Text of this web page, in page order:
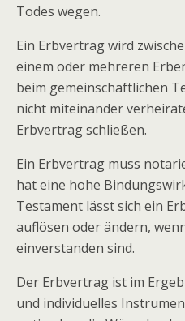
Todes wegen.
Ein Erbvertrag wird
einem oder mehreren
beim gemeinschaftlichen
nicht miteinander
Erbvertrag schließen.
Ein Erbvertrag muss
hat eine hohe
Testament lässt sich ein
auflösen oder ändern,
einverstanden sind.
Der Erbvertrag ist im
und individuelles